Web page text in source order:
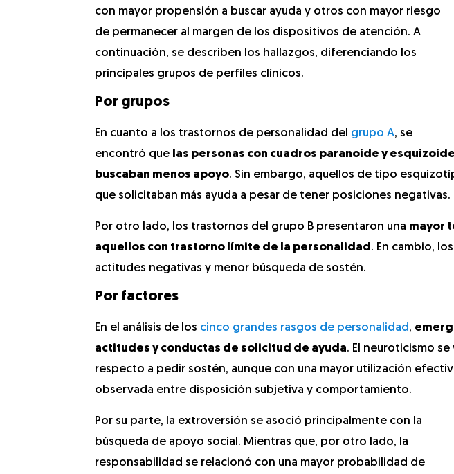
con mayor propensión a buscar ayuda y otros con mayor riesgo
de permanecer al margen de los dispositivos de atención. A
continuación, se describen los hallazgos, diferenciando los
principales grupos de perfiles clínicos.
Por grupos
En cuanto a los trastornos de personalidad del grupo A, se
encontró que las personas con cuadros paranoide y
buscaban menos apoyo. Sin embargo, aquellos de tipo
que solicitaban más ayuda a pesar de tener posiciones negativas.
Por otro lado, los trastornos del grupo B presentaron una mayor
aquellos con trastorno límite de la personalidad . En cambio,
actitudes negativas y menor búsqueda de sostén.
Por factores
En el análisis de los cinco grandes rasgos de personalidad,
actitudes y conductas de solicitud de ayuda. El neuroticismo
respecto a pedir sostén, aunque con una mayor utilización
observada entre disposición subjetiva y comportamiento.
Por su parte, la extroversión se asoció principalmente con la
búsqueda de apoyo social. Mientras que, por otro lado, la
responsabilidad se relacionó con una mayor probabilidad de